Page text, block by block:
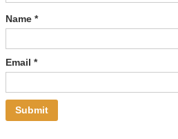
Name *
Email *